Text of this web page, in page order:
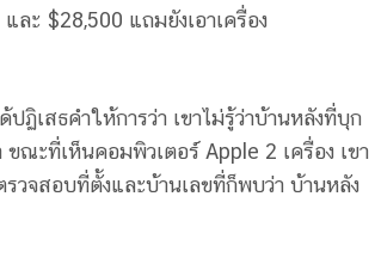
ละ $28,500 แถมยังเอาเครื่อง
ฏิเสธคำให้การว่า เขาไม่รู้ว่าบ้านหลังที่บุก
ณะที่เห็นคอมพิวเตอร์ Apple 2 เครื่อง เขา
วจสอบที่ตั้งและบ้านเลขที่ก็พบว่า บ้านหลัง